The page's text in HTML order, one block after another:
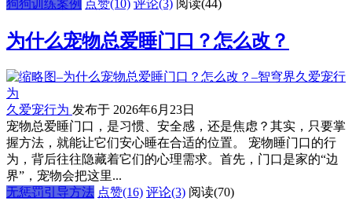
狗狗训练案例 点赞(10) 评论(3) 阅读(44)
为什么宠物总爱睡门口？怎么改？
久爱宠行为 发布于 2026年6月23日
宠物总爱睡门口，是习惯、安全感，还是焦虑？其实，只要掌
握方法，就能让它们安心睡在合适的位置。 宠物睡门口的行
为，背后往往隐藏着它们的心理需求。首先，门口是家的“边
界”，宠物会把这里...
无惩罚引导方法 点赞(16) 评论(3) 阅读(70)